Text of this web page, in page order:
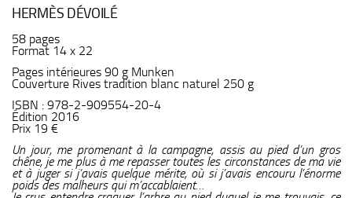
HERMÈS DÉVOILÉ
58 pages
Format 14 x 22
Pages intérieures 90 g Munken
Couverture Rives tradition blanc naturel 250 g
ISBN : 978-2-909554-20-4
Édition 2016
Prix 19 €
Un jour, me promenant à la campagne, assis au pied d’un gros
chêne, je me plus à me repasser toutes les circonstances de ma vie
et à juger si j’avais quelque mérite, où si j’avais encouru l’énorme
poids des malheurs qui m’accablaient…